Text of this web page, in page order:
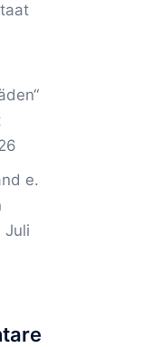
e.
Juli